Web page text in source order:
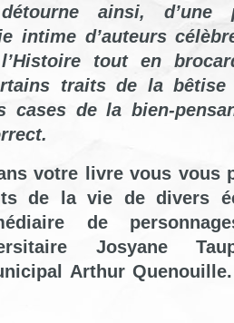
ainsi, d’une
intime d’auteurs
tout en
traits de la bêtise
cases de la bien-
votre livre vous vous
de la vie de divers
de
Josyane
Arthur